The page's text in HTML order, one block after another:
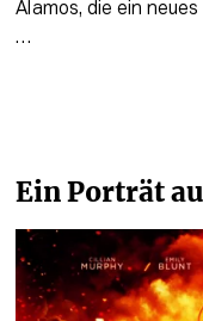
Alamos, die ein
…
Ein Porträt